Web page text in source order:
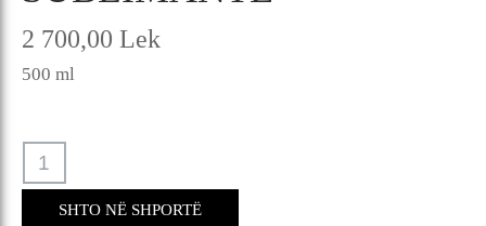
2 700,00 Lek
500 ml
SHTO NË SHPORTË